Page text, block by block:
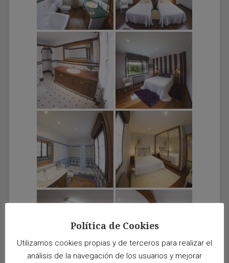
Política de Cookies
Utilizamos cookies propias y de terceros para realizar el
análisis de la navegación de los usuarios y mejorar